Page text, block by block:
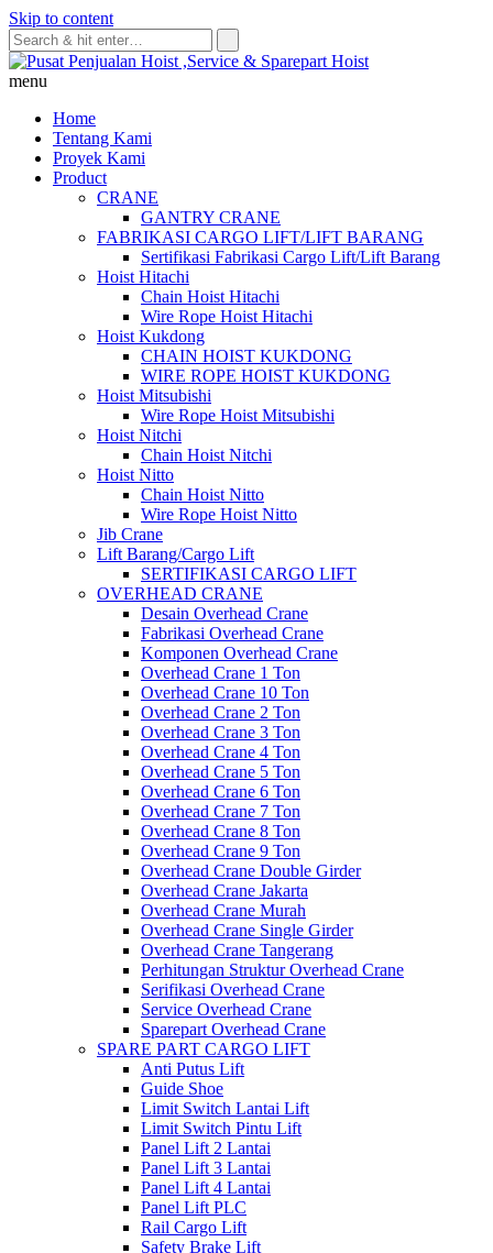
Skip to content
menu
Home
Tentang Kami
Proyek Kami
Product
CRANE
GANTRY CRANE
FABRIKASI CARGO LIFT/LIFT BARANG
Sertifikasi Fabrikasi Cargo Lift/Lift Barang
Hoist Hitachi
Chain Hoist Hitachi
Wire Rope Hoist Hitachi
Hoist Kukdong
CHAIN HOIST KUKDONG
WIRE ROPE HOIST KUKDONG
Hoist Mitsubishi
Wire Rope Hoist Mitsubishi
Hoist Nitchi
Chain Hoist Nitchi
Hoist Nitto
Chain Hoist Nitto
Wire Rope Hoist Nitto
Jib Crane
Lift Barang/Cargo Lift
SERTIFIKASI CARGO LIFT
OVERHEAD CRANE
Desain Overhead Crane
Fabrikasi Overhead Crane
Komponen Overhead Crane
Overhead Crane 1 Ton
Overhead Crane 10 Ton
Overhead Crane 2 Ton
Overhead Crane 3 Ton
Overhead Crane 4 Ton
Overhead Crane 5 Ton
Overhead Crane 6 Ton
Overhead Crane 7 Ton
Overhead Crane 8 Ton
Overhead Crane 9 Ton
Overhead Crane Double Girder
Overhead Crane Jakarta
Overhead Crane Murah
Overhead Crane Single Girder
Overhead Crane Tangerang
Perhitungan Struktur Overhead Crane
Serifikasi Overhead Crane
Service Overhead Crane
Sparepart Overhead Crane
SPARE PART CARGO LIFT
Anti Putus Lift
Guide Shoe
Limit Switch Lantai Lift
Limit Switch Pintu Lift
Panel Lift 2 Lantai
Panel Lift 3 Lantai
Panel Lift 4 Lantai
Panel Lift PLC
Rail Cargo Lift
Safety Brake Lift